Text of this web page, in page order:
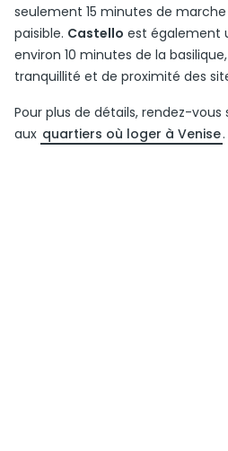
seulement 15 minutes de
paisible. Castello est également
environ 10 minutes de la
tranquillité et de proximité des
Pour plus de détails, rendez-
aux quartiers où loger à Venise.